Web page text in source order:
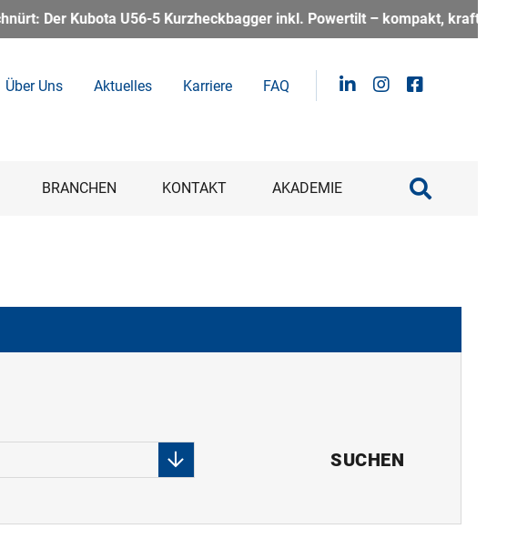
inkl. Powertilt – kompakt, kraftvoll und perfekt für alle, die
Über Uns Aktuelles Karriere FAQ
BRANCHEN KONTAKT AKADEMIE
SUCHEN